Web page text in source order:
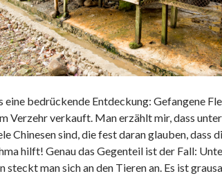
eine bedrückende Entdeckung: Gefangene
Verzehr verkauft. Man erzählt mir, dass
Chinesen sind, die fest daran glauben, dass
hilft! Genau das Gegenteil ist der Fall:
steckt man sich an den Tieren an. Es ist